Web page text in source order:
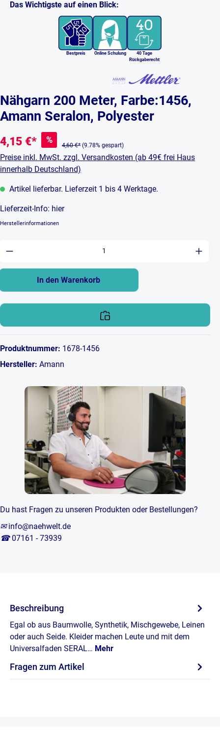
Das Wichtigste auf einen Blick:
Bestpreis Online Schulung
40 Tage
Rückgaberecht
Nähgarn 200 Meter, Farbe:1456,
Amann Seralon, Polyester
4,15 €* %
4,60 €* (9.78% gespart)
Preise inkl. MwSt. zzgl. Versandkosten (ab 49€ frei Haus
innerhalb Deutschland)
Artikel lieferbar. Lieferzeit 1 bis 4 Werktage.
Lieferzeit-Info: hier
Herstellerinformationen
Anzahl: Gib den gewünschten Wert
In den Warenkorb
Produktnummer: 1678-1456
Hersteller: Amann
Du hast Fragen zu unseren Produkten oder Bestellungen?
✉ info@naehwelt.de
☎ 07161 - 73939
Beschreibung
Egal ob aus Baumwolle, Synthetik, Mischgewebe, Leinen
oder auch Seide. Kleider machen Leute und mit dem
Universalfaden SERAL… Mehr
Fragen zum Artikel